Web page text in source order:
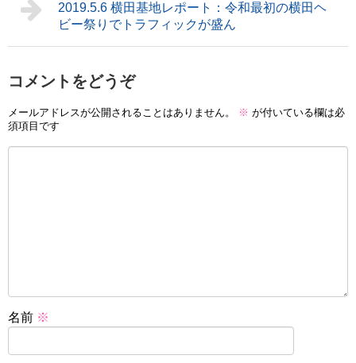
2019.5.6 横田基地レポート：令和最初の横田ヘ
ビー祭りでトラフィックが盛ん
コメントをどうぞ
メールアドレスが公開されることはありません。 ※ が付いている欄は必
須項目です
名前 ※